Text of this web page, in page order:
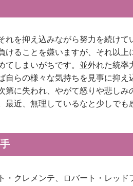
を抑え込みながら努力を続け
ることを嫌いますが、それ以
しまいがちです。並外れた統
らの様々な気持ちを見事に抑
に失われ、やがて怒りや悲しみ
近、無理しているなと少しで
クレメンテ、ロバート・レッド